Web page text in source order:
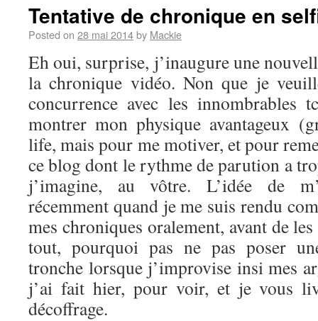
Tentative de chronique en
Posted on 28 mai 2014by Mackie
Eh oui, surprise, j’inaugure une
la chronique vidéo. Non que je
concurrence avec les innombrables
montrer mon physique avantageux
life, mais pour me motiver, et pour
ce blog dont le rythme de parution a
j’imagine, au vôtre. L’idée de
récemment quand je me suis rendu
mes chroniques oralement, avant de
tout, pourquoi pas ne pas poser
tronche lorsque j’improvise insi mes
j’ai fait hier, pour voir, et je vous
décoffrage.